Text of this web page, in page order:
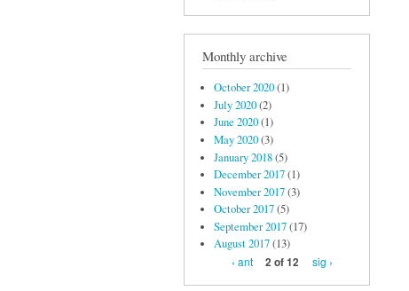
Monthly archive
October 2020(1)
July 2020(2)
June 2020(1)
May 2020(3)
January 2018(5)
December 2017(1)
November 2017(3)
October 2017(5)
September 2017(17)
August 2017(13)
‹ ant
2 of 12 sig ›